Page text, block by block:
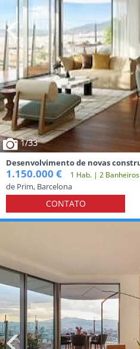
1/33
Desenvolvimento de novas
Barcelona
1.150.000 € 1 Hab. | 2
de Prim, Barcelona
CONTATO